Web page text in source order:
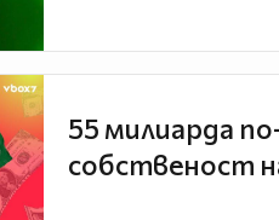
55 милиарда
собственост